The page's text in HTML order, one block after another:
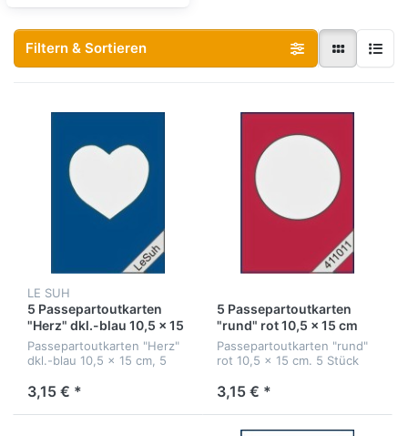
Filtern & Sortieren
LE SUH
5 Passepartoutkarten
"Herz" dkl.-blau 10,5 x 15
cm
Passepartoutkarten "Herz"
dkl.-blau 10,5 x 15 cm, 5
3,15 € *
5 Passepartoutkarten
"rund" rot 10,5 x 15 cm
Passepartoutkarten "rund"
rot 10,5 x 15 cm. 5 Stück
3,15 € *